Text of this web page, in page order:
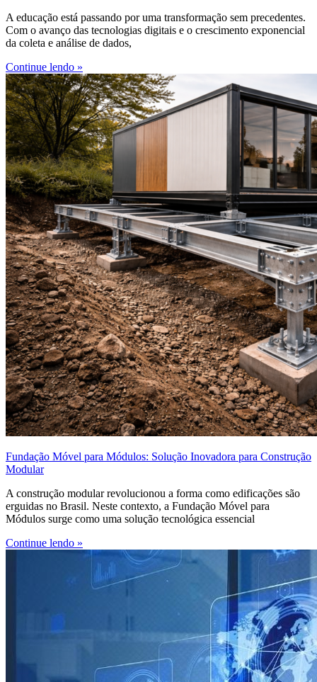
A educação está passando por uma transformação sem precedentes.
Com o avanço das tecnologias digitais e o crescimento exponencial
da coleta e análise de dados,
Continue lendo »
Fundação Móvel para Módulos: Solução Inovadora para Construção
Modular
A construção modular revolucionou a forma como edificações são
erguidas no Brasil. Neste contexto, a Fundação Móvel para
Módulos surge como uma solução tecnológica essencial
Continue lendo »